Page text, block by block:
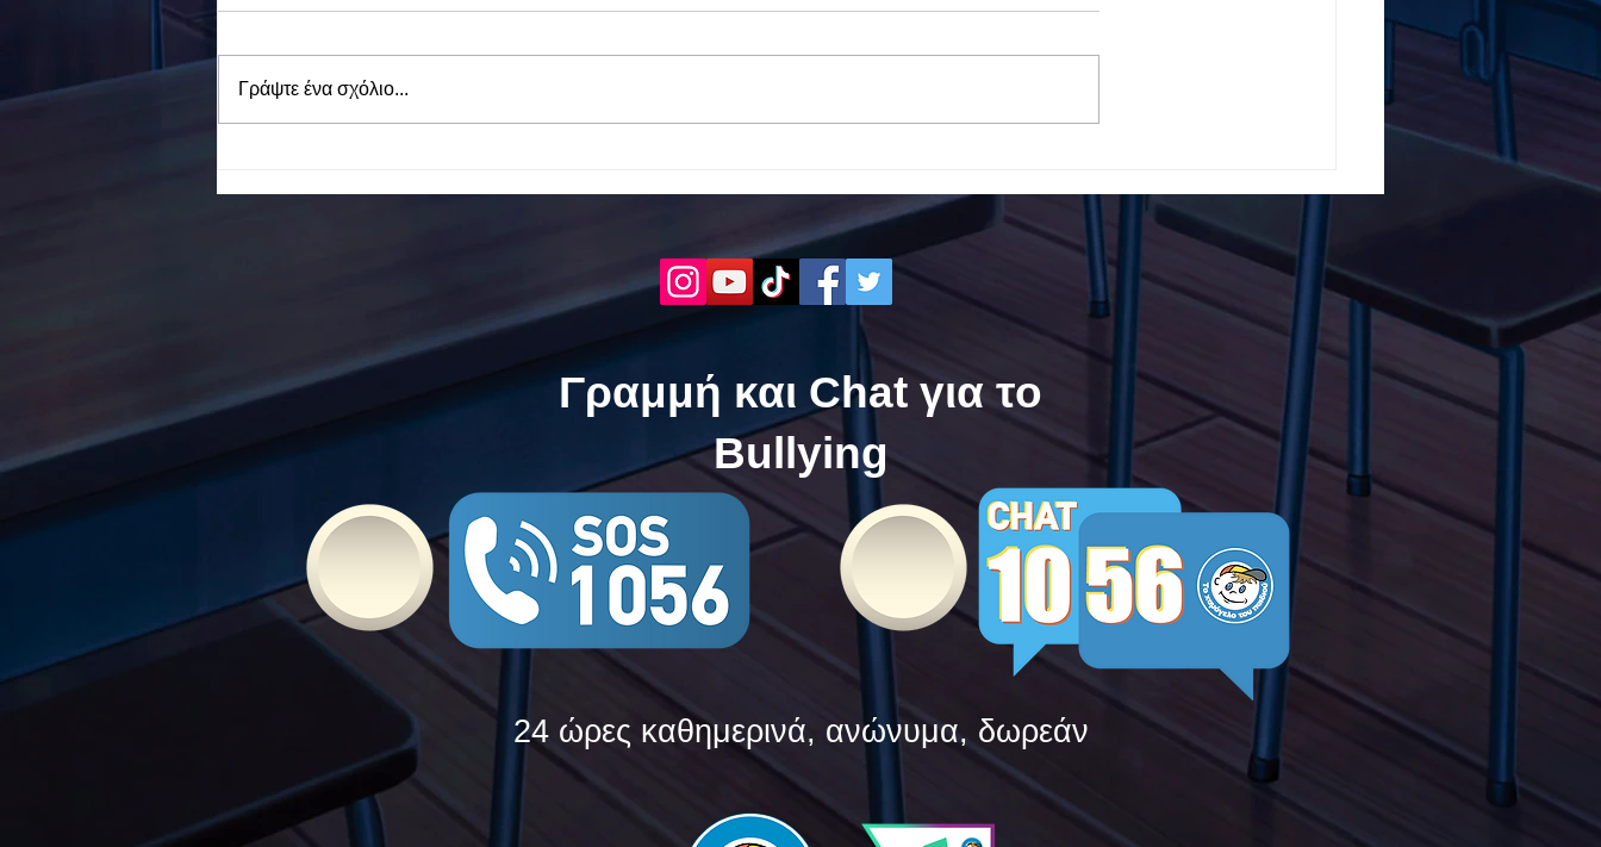
Τώρα. Με σύνθημα "Μίλα
Τώρα" όλα τα σχολεία της
Ελλάδας ενώνουν τις
δυνάμεις τους ενάντια στο
| Μίλα Τώρα. Με σύνθημα
"Μίλα Τώρα" όλα τα σχολεία
της Ελλάδας ενώνουν τις
δυνάμεις τους ενάντια στο
Bullying
Γράψτε ένα σχόλιο...
Γραμμή και Chat για το
Bullying
24 ώρες καθημερινά, ανώνυμα, δωρεάν